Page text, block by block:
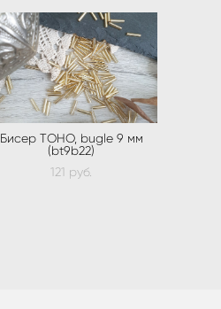
Бисер ТOHO, bugle 9 мм
(bt9b22)
121 pуб.